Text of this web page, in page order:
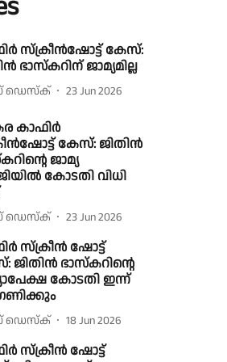
സ്‌ക്രീൻഷോട്ട് കേസ്:
ഭാസ്‌കറിന് ജാമ്യമില്ല
ഡെസ്ക് 23 Jun 2026
കാഫിർ
കേസ്: ജിതിൻ
ജാമ്യ
കോടതി വിധി
ഡെസ്ക് 23 Jun 2026
സ്ക്രീൻ ഷോട്ട്
ജിതിൻ ഭാസ്കറിൻ്റെ
കോടതി ഇന്ന്
ഡെസ്ക് 18 Jun 2026
സ്ക്രീൻ ഷോട്ട്